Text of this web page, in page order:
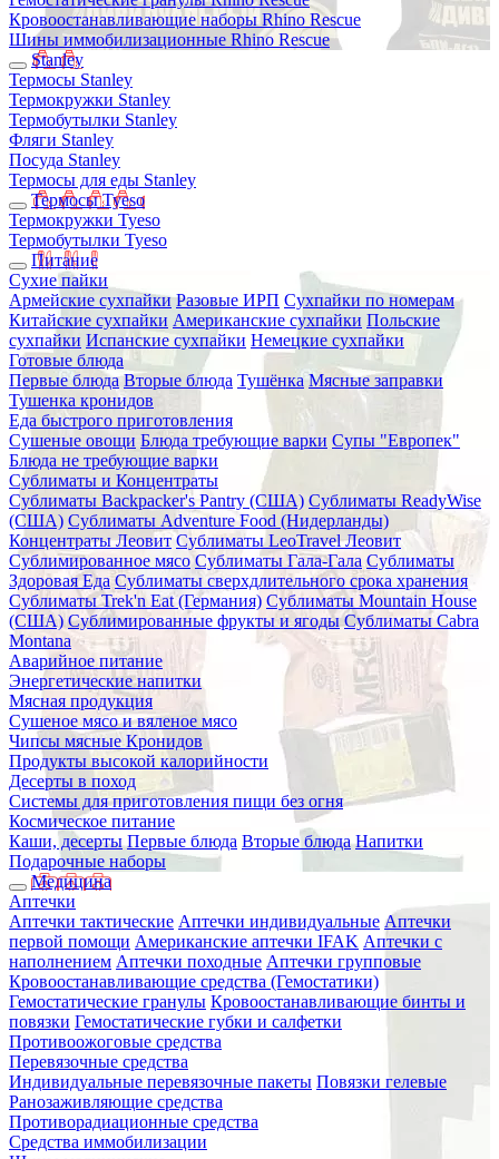
Кровоостанавливающие наборы Rhino Rescue
Шины иммобилизационные Rhino Rescue
Stanley
Термосы Stanley
Термокружки Stanley
Термобутылки Stanley
Фляги Stanley
Посуда Stanley
Термосы для еды Stanley
Термосы Tyeso
Термокружки Tyeso
Термобутылки Tyeso
Питание
Сухие пайки
Армейские сухпайки Разовые ИРП Сухпайки по номерам
Китайские сухпайки Американские сухпайки Польские
сухпайки Испанские сухпайки Немецкие сухпайки
Готовые блюда
Первые блюда Вторые блюда Тушёнка Мясные заправки
Тушенка кронидов
Еда быстрого приготовления
Сушеные овощи Блюда требующие варки Супы "Европек"
Блюда не требующие варки
Сублиматы и Концентраты
Сублиматы Backpacker's Pantry (США) Сублиматы ReadyWise
(США) Сублиматы Adventure Food (Нидерланды)
Концентраты Леовит Сублиматы LeoTravel Леовит
Сублимированное мясо Сублиматы Гала-Гала Сублиматы
Здоровая Еда Сублиматы сверхдлительного срока хранения
Сублиматы Trek'n Eat (Германия) Сублиматы Mountain House
(США) Сублимированные фрукты и ягоды Сублиматы Cabra
Montana
Аварийное питание
Энергетические напитки
Мясная продукция
Сушеное мясо и вяленое мясо
Чипсы мясные Кронидов
Продукты высокой калорийности
Десерты в поход
Системы для приготовления пищи без огня
Космическое питание
Каши, десерты Первые блюда Вторые блюда Напитки
Подарочные наборы
Медицина
Аптечки
Аптечки тактические Аптечки индивидуальные Аптечки
первой помощи Американские аптечки IFAK Аптечки с
наполнением Аптечки походные Аптечки групповые
Кровоостанавливающие средства (Гемостатики)
Гемостатические гранулы Кровоостанавливающие бинты и
повязки Гемостатические губки и салфетки
Противоожоговые средства
Перевязочные средства
Индивидуальные перевязочные пакеты Повязки гелевые
Ранозаживляющие средства
Противорадиационные средства
Средства иммобилизации